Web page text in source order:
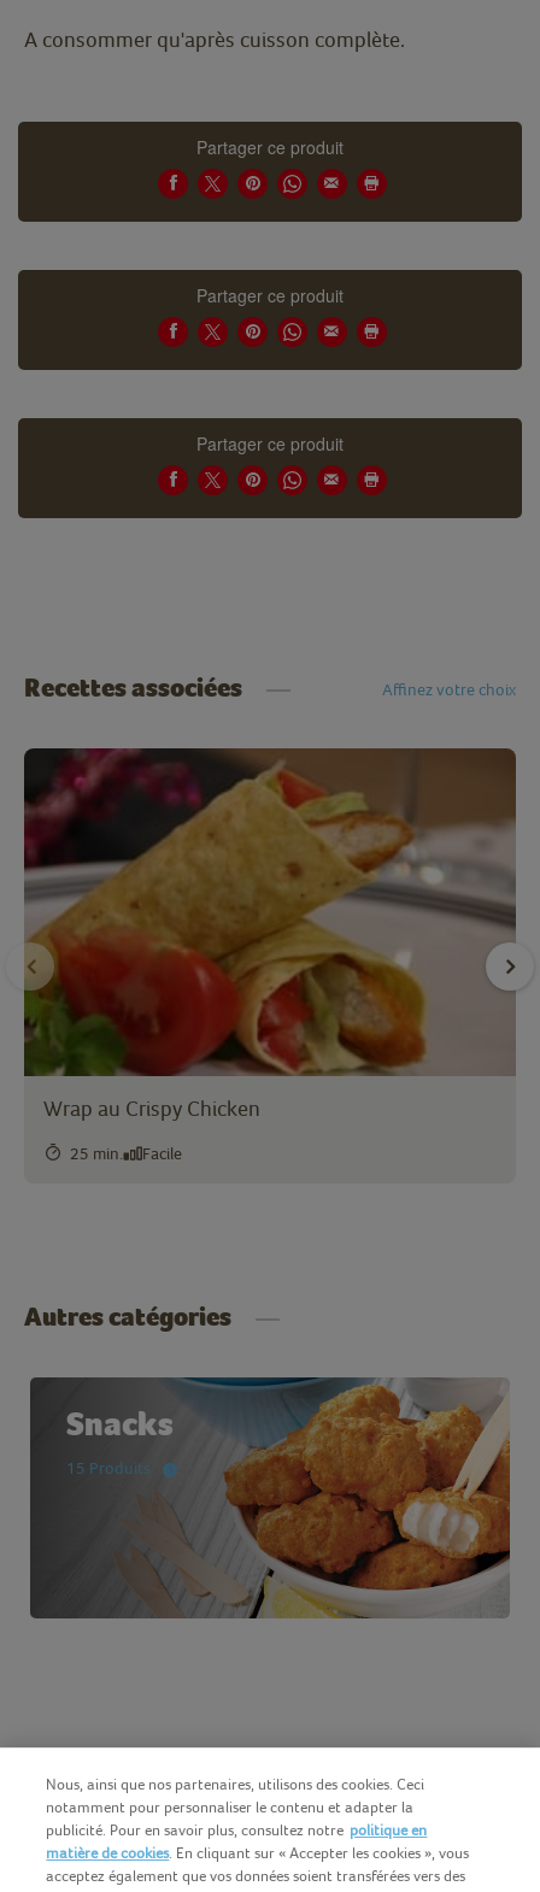
A consommer qu'après cuisson complète.
Partager ce produit
Partager ce produit
Partager ce produit
Recettes associées Affinez votre choix
Wrap au Crispy Chicken
25 min. Facile
Autres catégories
Snacks
15 Produits
Nous, ainsi que nos partenaires, utilisons des cookies. Ceci
notamment pour personnaliser le contenu et adapter la
publicité. Pour en savoir plus, consultez notre politique en
matière de cookies. En cliquant sur « Accepter les cookies », vous
acceptez également que vos données soient transférées vers des